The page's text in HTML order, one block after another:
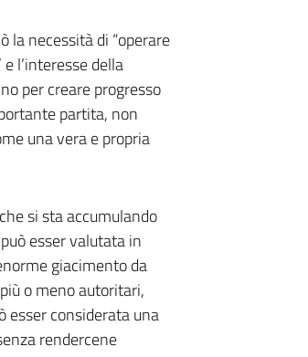
la necessità di “operare
l’interesse della
per creare progresso
partita, non
una vera e propria
si sta accumulando
esser valutata in
giacimento da
o meno autoritari,
esser considerata una
rendercene